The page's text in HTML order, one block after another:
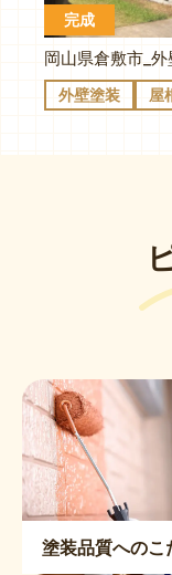
完成
外壁塗装 屋
塗装品質へのこ